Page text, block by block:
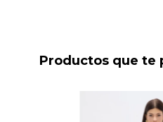
Productos que te